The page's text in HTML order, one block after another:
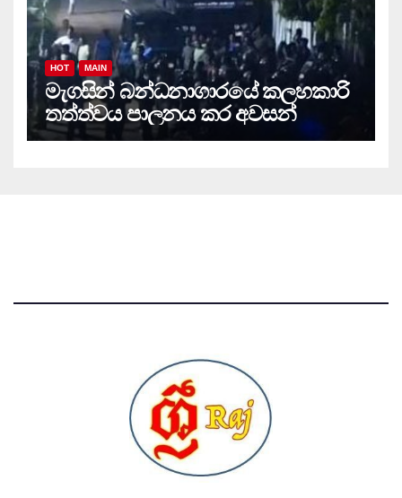
HOT MAIN
මැගසින් බන්ධනාගාරයේ කලහකාරි
තත්ත්වය පාලනය කර අවසන්